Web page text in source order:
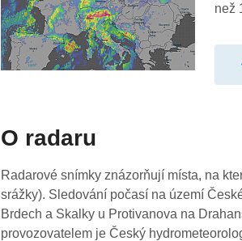
než
O radaru
Radarové snímky znázorňují místa, na
srážky). Sledování počasí na území
Brdech a Skalky u Protivanova na
provozovatelem je Český